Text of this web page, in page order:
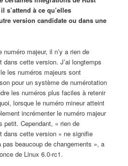
s’attend à ce qu’elles
version candidate ou dans une
majeur, il n’y a rien de
dans cette version. J’ai longtemps
les numéros majeurs sont
pour un système de numérotation
les numéros plus faciles à retenir
lorsque le numéro mineur atteint
incrémenter le numéro majeur
petit. Cependant, « rien de
dans cette version » ne signifie
pas beaucoup de changements », a
de Linux 6.0-rc1.